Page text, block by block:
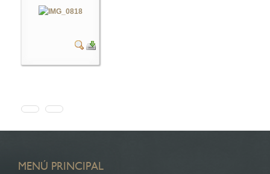
MENÚ PRINCIPAL